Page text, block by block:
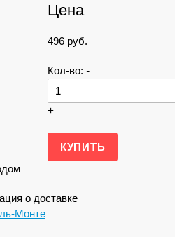
Цена
496 руб.
Кол-во: -
+
о доставке
Монте